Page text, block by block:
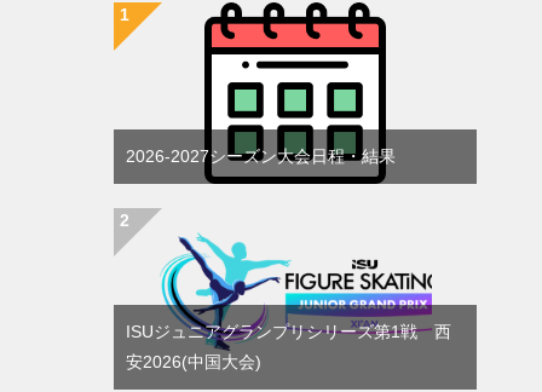
2026-2027シーズン大会日程・結果
ISUジュニアグランプリシリーズ第1戦 西
安2026(中国大会)